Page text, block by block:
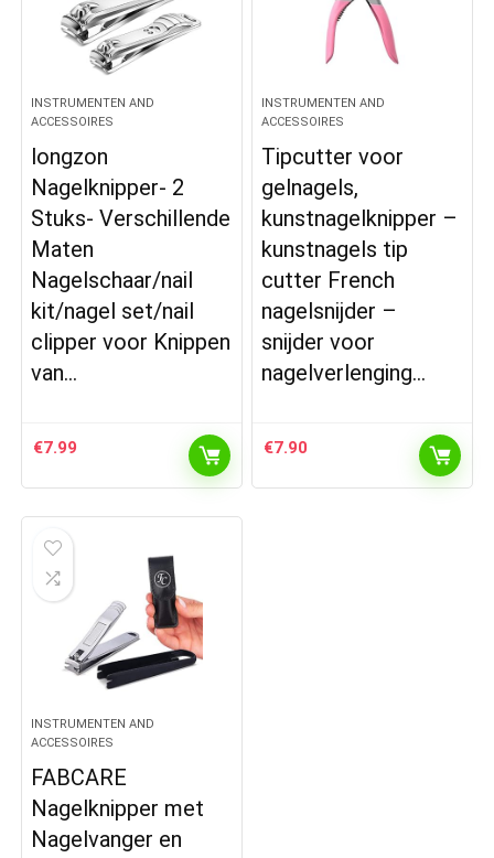
INSTRUMENTEN AND
ACCESSOIRES
longzon
Nagelknipper- 2
Stuks- Verschillende
Maten
Nagelschaar/nail
kit/nagel set/nail
clipper voor Knippen
van…
€7.99
INSTRUMENTEN AND
ACCESSOIRES
Tipcutter voor
gelnagels,
kunstnagelknipper –
kunstnagels tip
cutter French
nagelsnijder –
snijder voor
nagelverlenging…
€7.90
INSTRUMENTEN AND
ACCESSOIRES
FABCARE
Nagelknipper met
Nagelvanger en